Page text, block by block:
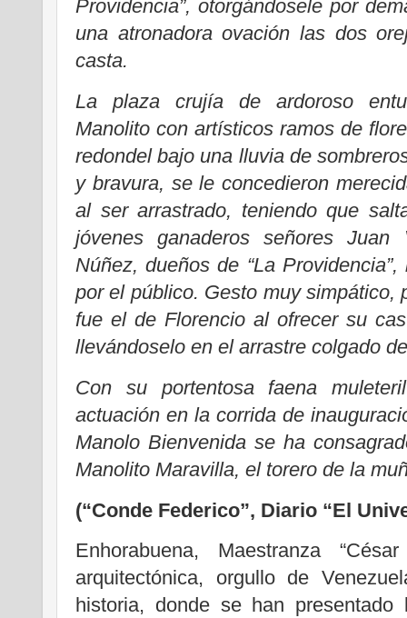
Providencia”, otorgándosele por
una atronadora ovación las dos
casta.
La plaza crujía de ardoroso
Manolito con artísticos ramos de
redondel bajo una lluvia de
y bravura, se le concedieron
al ser arrastrado, teniendo que
jóvenes ganaderos señores
Núñez, dueños de “La
por el público. Gesto muy simpático,
fue el de Florencio al ofrecer su
llevándoselo en el arrastre colgado
Con su portentosa faena
actuación en la corrida de
Manolo Bienvenida se ha
Manolito Maravilla, el torero de la
(“Conde Federico”, Diario “El
Enhorabuena, Maestranza
arquitectónica, orgullo de
historia, donde se han